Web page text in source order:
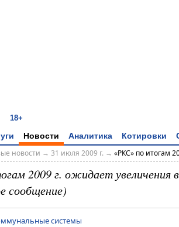
18+
Новости Аналитика Котировки
новости → 31 июля 2009 г. → «РКС» по итогам
2009 г. ожидает увеличения
сообщение)
системы